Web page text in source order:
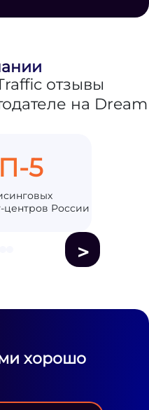
5
центров России
>
хорошо